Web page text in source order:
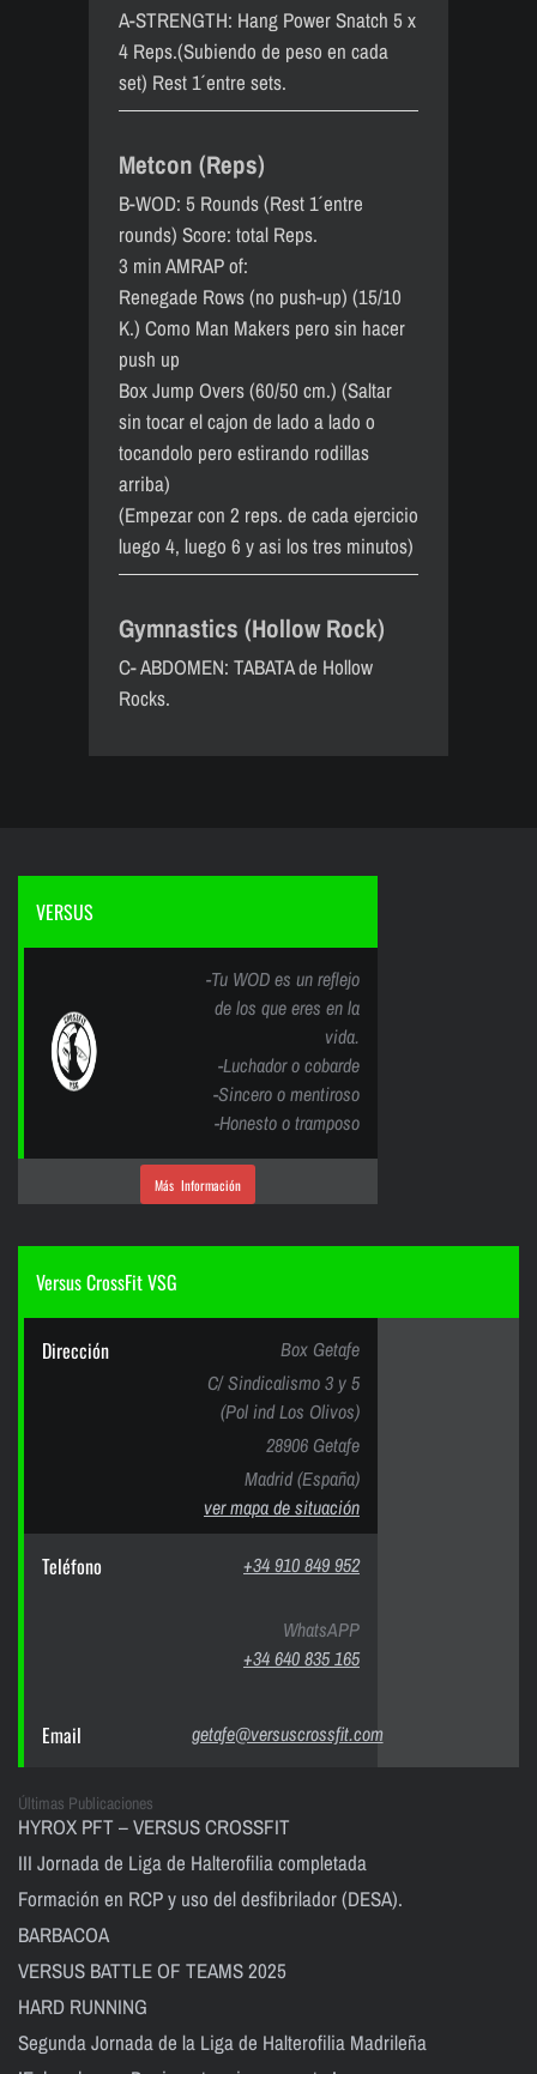
A-STRENGTH: Hang Power Snatch 5 x
4 Reps.(Subiendo de peso en cada
set) Rest 1´ entre sets.
Metcon (Reps)
B-WOD: 5 Rounds (Rest 1´ entre
rounds) Score: total Reps.
3 min AMRAP of:
Renegade Rows (no push-up) (15/10
K.) Como Man Makers pero sin hacer
push up
Box Jump Overs (60/50 cm.) (Saltar
sin tocar el cajon de lado a lado o
tocandolo pero estirando rodillas
arriba)
(Empezar con 2 reps. de cada ejercicio
luego 4, luego 6 y asi los tres minutos)
Gymnastics (Hollow Rock)
C- ABDOMEN: TABATA de Hollow
Rocks.
VERSUS
-Tu WOD es un reflejo
de los que eres en la
vida.
-Luchador o cobarde
-Sincero o mentiroso
-Honesto o tramposo
Más Información
Versus CrossFit VSG
Dirección
Box Getafe
C/ Sindicalismo 3 y 5
(Pol ind Los Olivos)
28906 Getafe
Madrid (España)
ver mapa de situación
Teléfono +34 910 849 952
WhatsAPP
+34 640 835 165
Email getafe@versuscrossfit.com
Últimas Publicaciones
HYROX PFT – VERSUS CROSSFIT
III Jornada de Liga de Halterofilia completada
Formación en RCP y uso del desfibrilador (DESA).
BARBACOA
VERSUS BATTLE OF TEAMS 2025
HARD RUNNING
Segunda Jornada de la Liga de Halterofilia Madrileña